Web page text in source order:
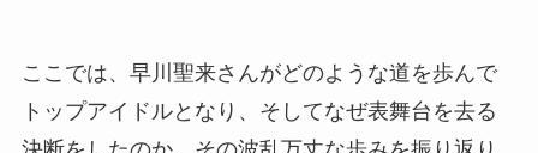
ここでは、早川聖来さんがどのような道を歩んで
トップアイドルとなり、そしてなぜ表舞台を去る